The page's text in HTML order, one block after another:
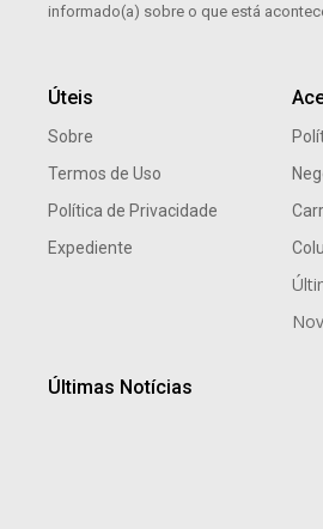
informado(a) sobre o que está
Úteis
Sobre
Termos de Uso
Política de Privacidade
Expediente
Últimas Notícias